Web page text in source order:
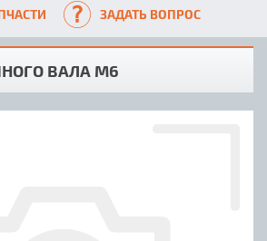
ЗАДАТЬ ВОПРОС
ВАЛА M6